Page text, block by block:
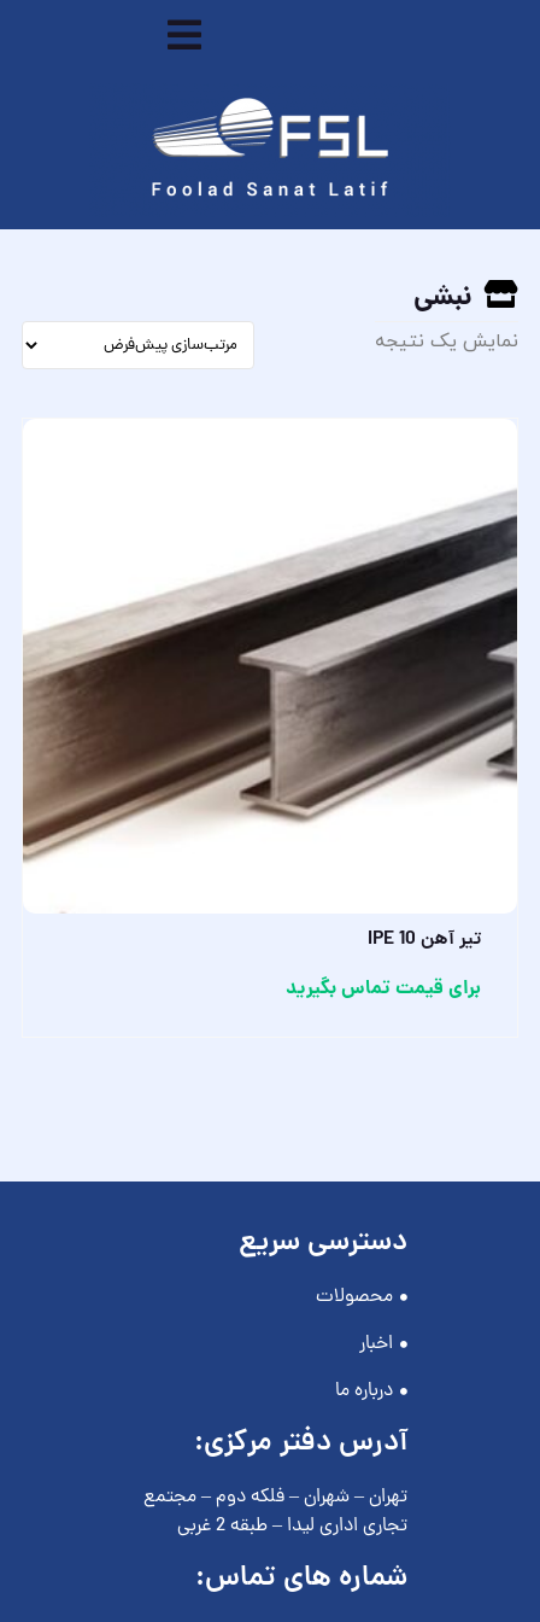
نبشی
نمایش یک نتیجه
تیر آهن IPE 10
برای قیمت تماس بگیرید
دسترسی سریع
محصولات
اخبار
درباره ما
آدرس دفتر مرکزی:
تهران – شهران – فلکه دوم – مجتمع
تجاری اداری لیدا – طبقه 2 غربی
شماره های تماس: